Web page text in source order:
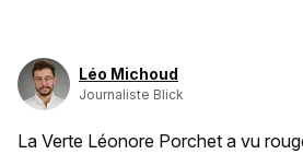
Léo Michoud
Journaliste Blick
La Verte Léonore Porchet a vu